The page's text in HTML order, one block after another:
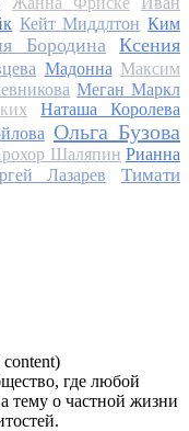
Кейт Миддлтон Ким
Бородина
Ксения
Мадонна Максим
Меган Маркл
Наташа Королева
Ольга Бузова
Шаляпин Рианна
Лазарев
Тимати
content)
где любой
тему о частной жизни